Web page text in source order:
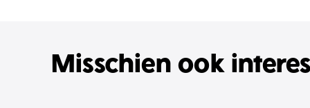
Misschien ook